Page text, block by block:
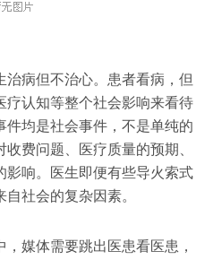
治病但不治心。患者看病，但
疗认知等整个社会影响来看待
件均是社会事件，不是单纯的
费问题、医疗质量的预期、
影响。医生即便有些导火索式
社会的复杂因素。
媒体需要跳出医患看医患，